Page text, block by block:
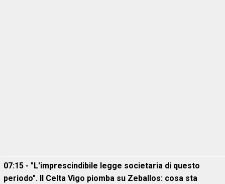
07:15 - "L'imprescindibile legge societaria di questo
periodo". Il Celta Vigo piomba su Zeballos: cosa sta